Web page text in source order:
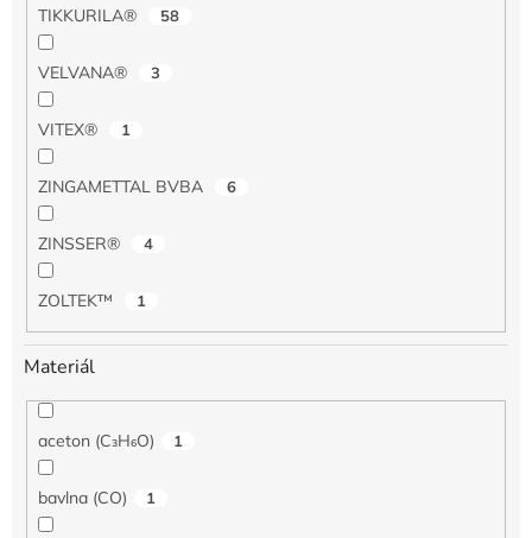
TIKKURILA® 58
VELVANA® 3
VITEX® 1
ZINGAMETTAL BVBA 6
ZINSSER® 4
ZOLTEK™ 1
Materiál
aceton (C₃H₆O) 1
bavlna (CO) 1